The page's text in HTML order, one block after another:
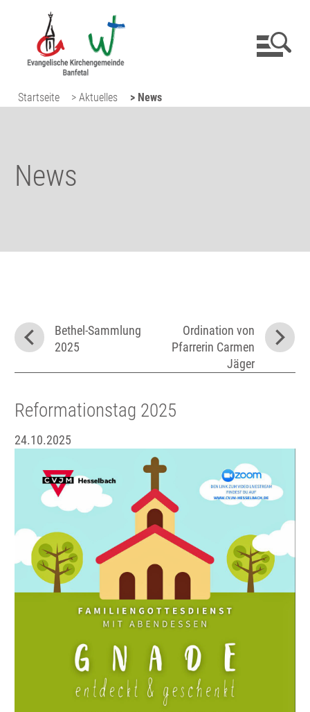
Startseite > Aktuelles > News
News
Bethel-Sammlung
2025
Ordination von
Pfarrerin Carmen
Jäger
Reformationstag 2025
24.10.2025